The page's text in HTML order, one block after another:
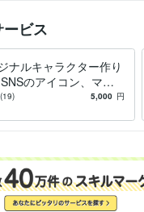
ビス
ナルキャラクター作り
のアイコン、マス
、ゲーム用のキャラク
(19) 5,000 円